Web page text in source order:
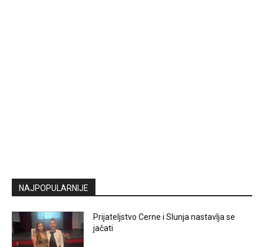
NAJPOPULARNIJE
Prijateljstvo Cerne i Slunja nastavlja se
jačati